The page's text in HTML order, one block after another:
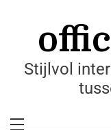
Stijlvol